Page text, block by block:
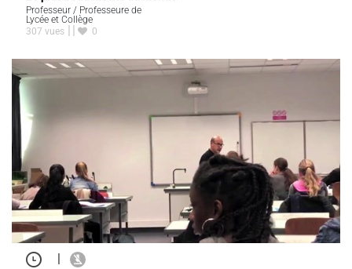
Professeur / Professeure de
Lycée et Collège
307 vues
0
|